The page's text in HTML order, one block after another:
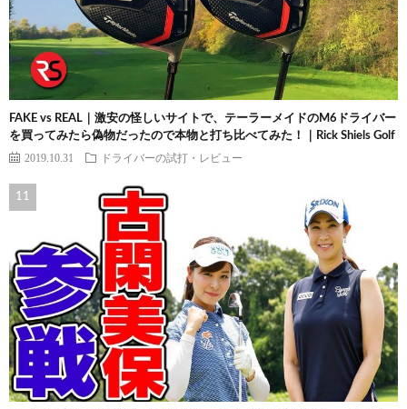
FAKE vs REAL｜激安の怪しいサイトで、テーラーメイドのM6ドライバー
を買ってみたら偽物だったので本物と打ち比べてみた！｜Rick Shiels Golf
2019.10.31 ドライバーの試打・レビュー